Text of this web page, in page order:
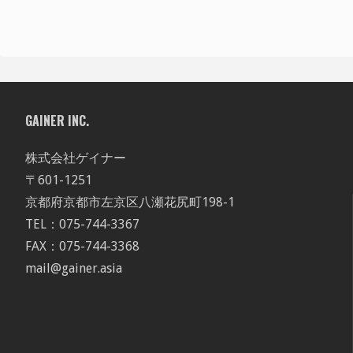
GAINER INC.
株式会社ゲイナー
〒601-1251
京都府京都市左京区八瀬花尻町198-1
TEL：075-744-3367
FAX：075-744-3368
mail@gainer.asia